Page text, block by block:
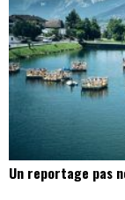
Un reportage pas